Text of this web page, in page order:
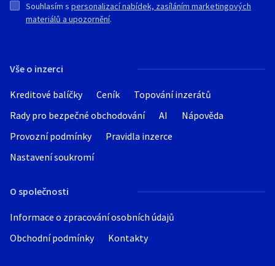
Vše o inzerci
Kreditové balíčky Ceník
Topování inzerátů
Rady pro bezpečné obchodování
AI
Nápověda
Provozní podmínky
Pravidla inzerce
Nastavení soukromí
O společnosti
Informace o zpracování osobních údajů
Obchodní podmínky
Kontakty
Souhlasím s personalizací nabídek, zasíláním marketingových
materiálů a upozornění.